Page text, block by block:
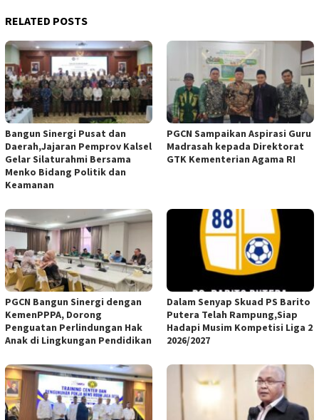
RELATED POSTS
Bangun Sinergi Pusat dan
Daerah,Jajaran Pemprov Kalsel
Gelar Silaturahmi Bersama
Menko Bidang Politik dan
Keamanan
PGCN Sampaikan Aspirasi Guru
Madrasah kepada Direktorat
GTK Kementerian Agama RI
PGCN Bangun Sinergi dengan
KemenPPPA, Dorong
Penguatan Perlindungan Hak
Anak di Lingkungan Pendidikan
Dalam Senyap Skuad PS Barito
Putera Telah Rampung,Siap
Hadapi Musim Kompetisi Liga 2
2026/2027